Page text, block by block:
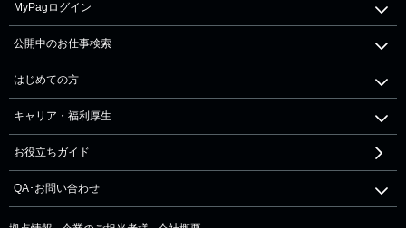
MyPagログイン
公開中のお仕事検索
はじめての方
キャリア・福利厚生
お役立ちガイド
QA･お問い合わせ